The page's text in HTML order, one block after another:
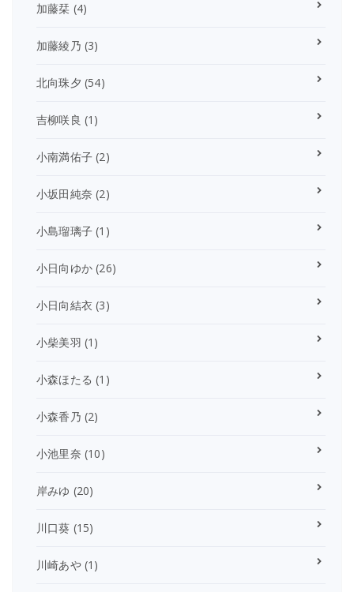
加藤栞 (4)
加藤綾乃 (3)
北向珠夕 (54)
吉柳咲良 (1)
小南満佑子 (2)
小坂田純奈 (2)
小島瑠璃子 (1)
小日向ゆか (26)
小日向結衣 (3)
小柴美羽 (1)
小森ほたる (1)
小森香乃 (2)
小池里奈 (10)
岸みゆ (20)
川口葵 (15)
川崎あや(1)